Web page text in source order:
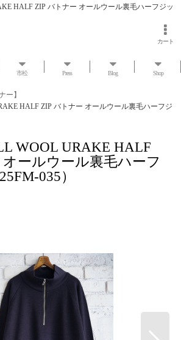
HALF ZIP バトナー オールウール裏毛ハーフジッ
カート
市松 Press Blog Shop
ー】
HALF ZIP バトナー オールウール裏毛ハーフジ
WOOL URAKE HALF
ールウール裏毛ハーフ
035）